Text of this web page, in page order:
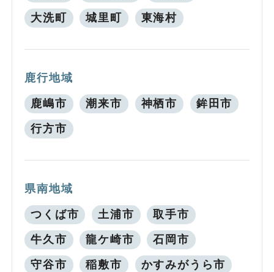
大洗町 城里町 東海村
鹿行地域
鹿嶋市 潮来市 神栖市 鉾田市
行方市
県南地域
つくば市 土浦市 取手市
牛久市 龍ケ崎市 石岡市
守谷市 稲敷市 かすみがうら市